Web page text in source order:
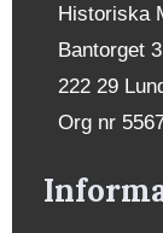
Historiska
Bantorget 3
222 29
Org nr